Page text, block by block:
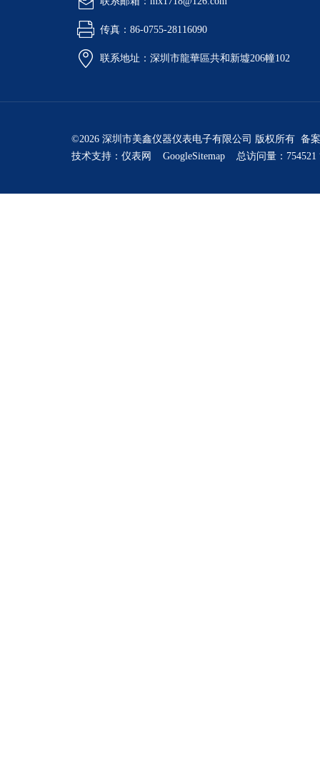
传真：86-0755-28116090
联系地址：深圳市龍華區共和新墟206幢102
©2026 深圳市美鑫仪器仪表电子有限公司 版权所有 备
技术支持： 仪表网 GoogleSitemap 总访问量：754521